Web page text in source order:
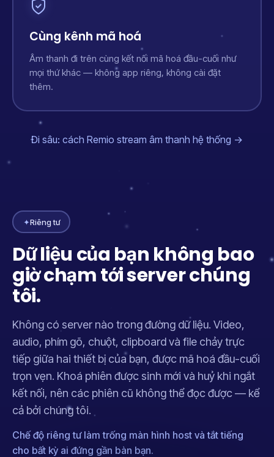
Cùng kênh mã hoá
Âm thanh đi trên cùng kết nối mã hoá đầu-cuối như
mọi thứ khác — không app riêng, không cài đặt
thêm.
Đi sâu: cách Remio stream âm thanh hệ thống →
✦Riêng tư
Dữ liệu của bạn không bao
giờ chạm tới server chúng
tôi.
Không có server nào trong đường dữ liệu. Video,
audio, phím gõ, chuột, clipboard và file chảy trực
tiếp giữa hai thiết bị của bạn, được mã hoá đầu-cuối
trọn vẹn. Khoá phiên được sinh mới và huỷ khi ngắt
kết nối, nên các phiên cũ không thể đọc được — kể
cả bởi chúng tôi.
Chế độ riêng tư làm trống màn hình host và tắt tiếng
cho bất kỳ ai đứng gần bàn bạn.